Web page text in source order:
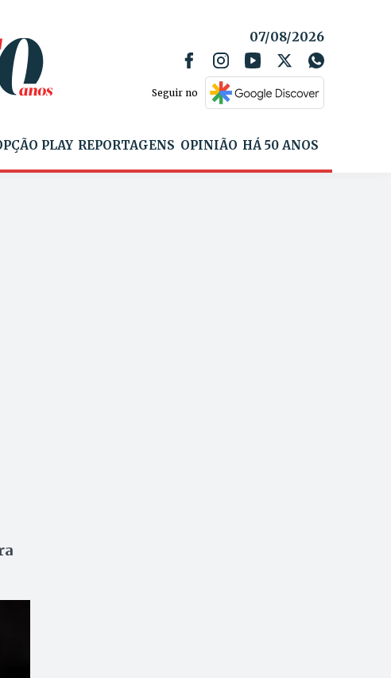
07/08/2026
Seguir no
PLAY REPORTAGENS OPINIÃO HÁ 50 ANOS